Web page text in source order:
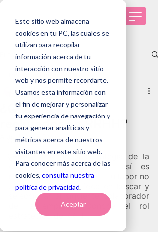
Este sitio web almacena
cookies en tu PC, las cuales se
utilizan para recopilar
información acerca de tu
interacción con nuestro sitio
web y nos permite recordarte.
Usamos esta información con
el fin de mejorar y personalizar
tu experiencia de navegación y
para generar analíticas y
métricas acerca de nuestros
visitantes en este sitio web.
Para conocer más acerca de las
cookies, consulta nuestra
política de privacidad.
Aceptar
Entrada
Todas las entradas
Tendencias de RRHH
Selección de personas
Genomawork
Casos de éxito
¿Qué rol tiene un
reclutador en RRHH?
12 mar 2025 6 min de lectura
Actualizado:
¿Eres parte de la estrategia de la
organización? Si no es así es
momento de que lo seas. Tu labor no
solo debe tener el foco en buscar y
seleccionar al siguiente colaborador
de la empresa. Conoce el rol
estratégico de RRHH.